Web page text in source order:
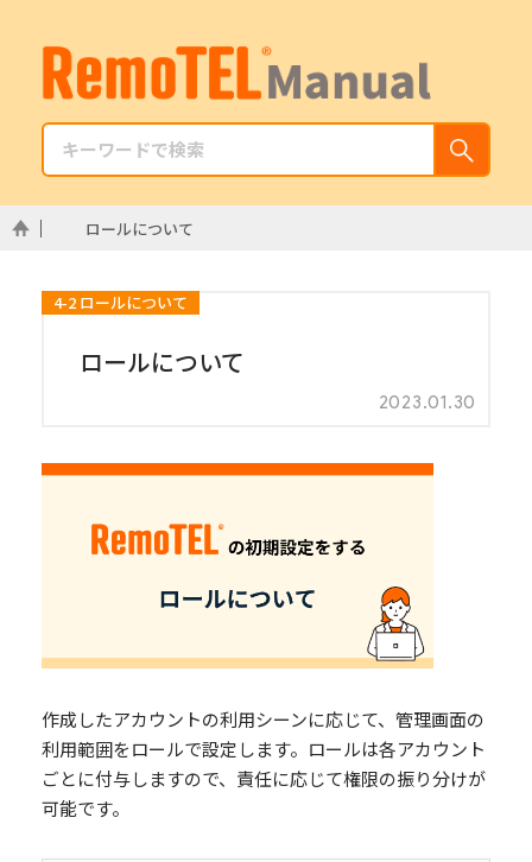
ロールについて
4-2 ロールについて
ロールについて
2023.01.30
作成したアカウントの利用シーンに応じて、管理画面の
利用範囲をロールで設定します。ロールは各アカウント
ごとに付与しますので、責任に応じて権限の振り分けが
可能です。